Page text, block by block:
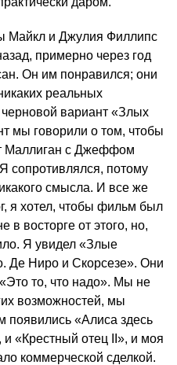
Майкл и Джулия Филлипс
примерно через год
Он им понравился; они
реальных
вариант «Злых
мы говорили о том, чтобы
Маллиган с Джеффом
сопротивлялся, потому
смысла. И все же
я хотел, чтобы фильм был
в восторге от этого, но,
Я увидел «Злые
Де Ниро и Скорсезе». Они
то, что надо». Мы не
возможностей, мы
появились «Алиса здесь
«Крестный отец II», и моя
коммерческой сделкой.